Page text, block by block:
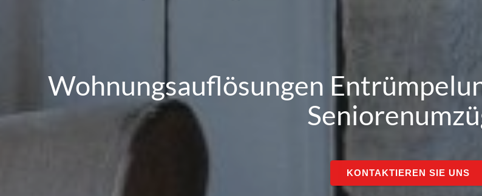
Wohnungsauflösungen
KONTAKTIEREN SIE UNS